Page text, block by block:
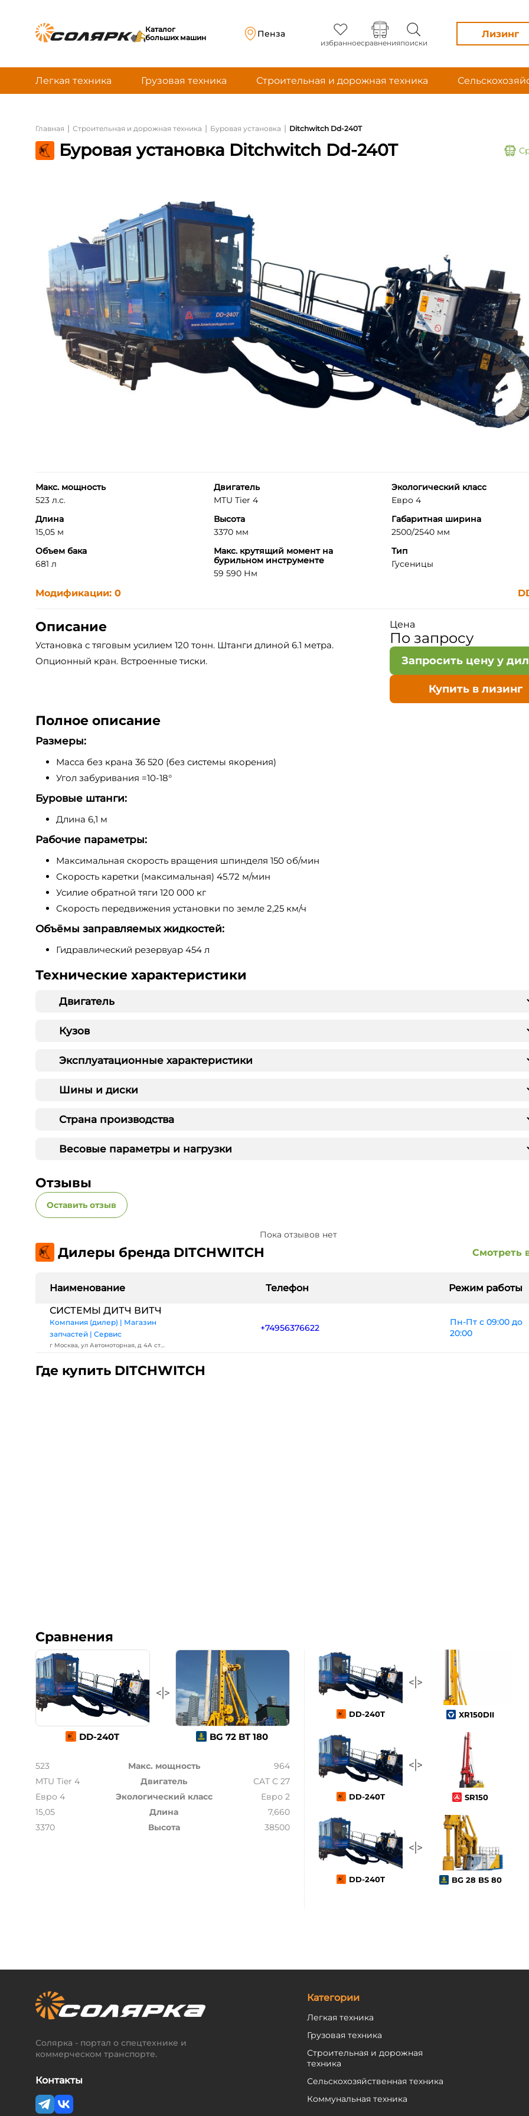
Каталог
больших машин
Пенза
избранноесравненияпоиски
Лизинг
Легкая техника Грузовая техника Строительная и дорожная техника
Главная | Строительная и дорожная техника | Буровая установка | Ditchwitch Dd-240T
Буровая установка Ditchwitch Dd-240T
Макс. мощность
523 л.с.
Двигатель
MTU Tier 4
Экологический класс
Евро 4
Длина
15,05 м
Высота
3370 мм
Габаритная ширина
2500/2540 мм
Объем бака
681 л
Макс. крутящий момент на
бурильном инструменте
59 590 Нм
Тип
Гусеницы
Модификации: 0
Описание
Установка с тяговым усилием 120 тонн. Штанги длиной 6.1 метра.
Опционный кран. Встроенные тиски.
Цена
По запросу
Запросить цену у
Купить в лизинг
Полное описание
Размеры:
Масса без крана 36 520 (без системы якорения)
Угол забуривания =10-18°
Буровые штанги:
Длина 6,1 м
Рабочие параметры:
Максимальная скорость вращения шпинделя 150 об/мин
Скорость каретки (максимальная) 45.72 м/мин
Усилие обратной тяги 120 000 кг
Скорость передвижения установки по земле 2,25 км/ч
Объёмы заправляемых жидкостей:
Гидравлический резервуар 454 л
Технические характеристики
Двигатель
Кузов
Эксплуатационные характеристики
Шины и диски
Страна производства
Весовые параметры и нагрузки
Отзывы
Оставить отзыв
Пока отзывов нет
Дилеры бренда DITCHWITCH Смотреть
Наименование Телефон
Режим работы
СИСТЕМЫ ДИТЧ ВИТЧ
Компания (дилер) | Магазин
запчастей | Сервис
г Москва, ул Автомоторная, д 4А стр
+74956376622
Пн-Пт с 09:00 до
20:00
Где купить DITCHWITCH
Сравнения
DD-240T BG 72 BT 180
523 Макс. мощность
964
MTU Tier 4
Двигатель
CAT C 27
Евро 4
Экологический класс
Евро 2
15,05
Длина
7,660
3370
Высота 38500
DD-240T XR150DII
DD-240T SR150
DD-240T BG 28 BS 80
Солярка - портал о спецтехнике и
коммерческом транспорте.
Контакты
Категории
Легкая техника
Грузовая техника
Строительная и дорожная
техника
Сельскохозяйственная техника
Коммунальная техника